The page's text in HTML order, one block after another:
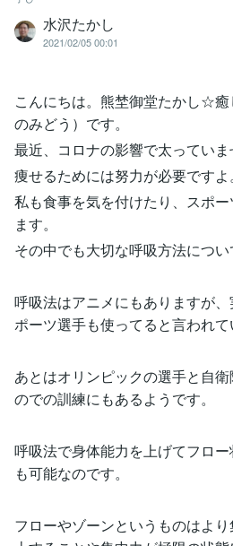
水沢たかし
2021/02/05 00:01
こんにちは。熊埜御堂たかし☆癒
のみどう）です。
最近、コロナの影響で太っていま
痩せるためには努力が必要ですよ。
私も食事を気を付けたり、スポ
ます。
その中でも大切な呼吸方法につい
呼吸法はアニメにもありますが
ポーツ選手も使ってると言われて
あとはオリンピックの選手と自
のでの訓練にもあるようです。
呼吸法で身体能力を上げてフロ
も可能なのです。
フローやゾーンというものはよ